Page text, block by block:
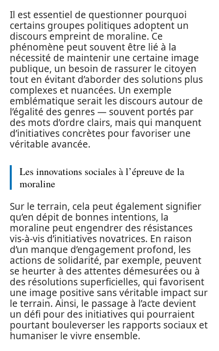
Il est essentiel de questionner pourquoi
certains groupes politiques adoptent un
discours empreint de moraline. Ce
phénomène peut souvent être lié à la
nécessité de maintenir une certaine image
publique, un besoin de rassurer le citoyen
tout en évitant d’aborder des solutions plus
complexes et nuancées. Un exemple
emblématique serait les discours autour de
l’égalité des genres — souvent portés par
des mots d’ordre clairs, mais qui manquent
d’initiatives concrètes pour favoriser une
véritable avancée.
Les innovations sociales à l’épreuve de la
moraline
Sur le terrain, cela peut également signifier
qu’en dépit de bonnes intentions, la
moraline peut engendrer des résistances
vis-à-vis d’initiatives novatrices. En raison
d’un manque d’engagement profond, les
actions de solidarité, par exemple, peuvent
se heurter à des attentes démesurées ou à
des résolutions superficielles, qui favorisent
une image positive sans véritable impact sur
le terrain. Ainsi, le passage à l’acte devient
un défi pour des initiatives qui pourraient
pourtant bouleverser les rapports sociaux et
humaniser le vivre ensemble.